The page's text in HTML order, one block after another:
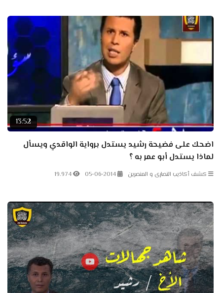
13:52
اضحك على فضيحة رشيد يستدل برواية الواقدي ويسأل
لماذا يستدل أبو عمر به ؟
كشف أكاذيب النصارى و المنصرين 05-06-2014
19.974